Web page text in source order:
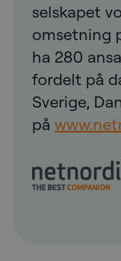
selskapet
omsetning
ha 280
fordelt på
Sverige,
på